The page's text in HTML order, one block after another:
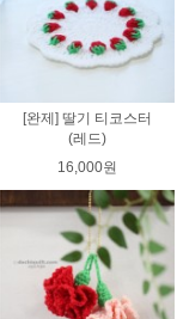
[완제] 딸기 티코스터
(레드)
16,000원